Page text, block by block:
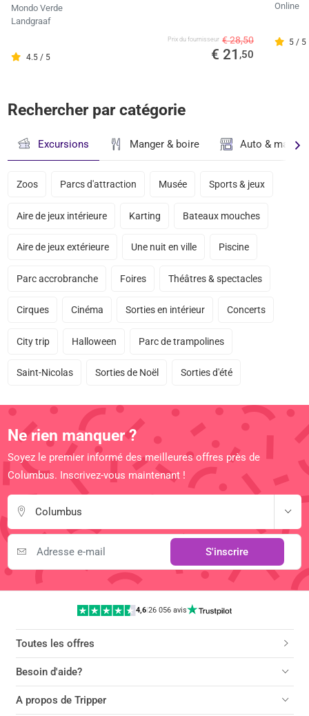
Mondo Verde
Landgraaf
4.5 / 5
Prix ​​du fournisseur € 28,50
€ 21 ,50
Online
5 / 5
Rechercher par catégorie
Excursions Manger & boire Auto &
Zoos Parcs d'attraction Musée Sports & jeux
Aire de jeux intérieure Karting Bateaux mouches
Aire de jeux extérieure Une nuit en ville Piscine
Parc accrobranche Foires Théâtres & spectacles
Cirques Cinéma Sorties en intérieur Concerts
City trip Halloween Parc de trampolines
Saint-Nicolas Sorties de Noël Sorties d'été
Ne rien manquer ?
Soyez le premier informé des meilleures offres près de
Columbus. Inscrivez-vous maintenant !
Columbus
S'inscrire
4,6 |26 056 avis
Toutes les offres
Besoin d'aide?
A propos de Tripper